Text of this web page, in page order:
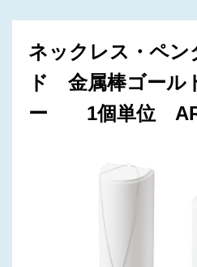
ネックレス・ペン
ド 金属棒ゴール
ー 1個単位